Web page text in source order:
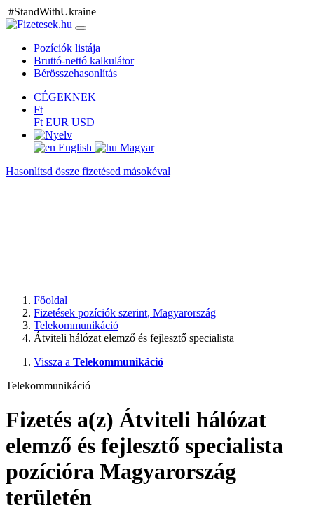
#StandWithUkraine
Pozíciók listája
Bruttó-nettó kalkulátor
Bérösszehasonlítás
CÉGEKNEK
Ft
Ft EUR USD
English
Magyar
Hasonlítsd össze fizetésed másokéval
Főoldal
Fizetések pozíciók szerint, Magyarország
Telekommunikáció
Átviteli hálózat elemző és fejlesztő specialista
Vissza a Telekommunikáció
Telekommunikáció
Fizetés a(z) Átviteli hálózat
elemző és fejlesztő specialista
pozícióra Magyarország
területén